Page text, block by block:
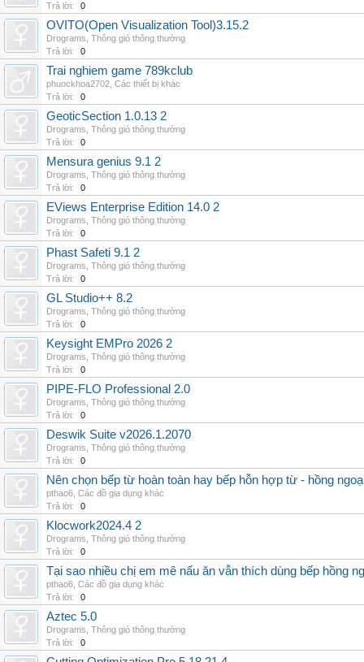
Trả lời:
0
OVITO(Open Visualization Tool)3.15.2
Drograms Thông gió thông thường
Trả lời:
0
Trai nghiem game 789kclub
phuockhoa2702 Các thiết bị khác
Trả lời:
0
GeoticSection 1.0.13 2
Drograms Thông gió thông thường
Trả lời:
0
Mensura genius 9.1 2
Drograms Thông gió thông thường
Trả lời:
0
EViews Enterprise Edition 14.0 2
Drograms Thông gió thông thường
Trả lời:
0
Phast Safeti 9.1 2
Drograms Thông gió thông thường
Trả lời:
0
GL Studio++ 8.2
Drograms Thông gió thông thường
Trả lời:
0
Keysight EMPro 2026 2
Drograms Thông gió thông thường
Trả lời:
0
PIPE-FLO Professional 2.0
Drograms Thông gió thông thường
Trả lời:
0
Deswik Suite v2026.1.2070
Drograms Thông gió thông thường
Trả lời:
0
Nên chọn bếp từ hoàn toàn hay bếp hỗn hợp từ - hồng
pthao6 Các đồ gia dụng khác
Trả lời:
0
Klocwork2024.4 2
Drograms Thông gió thông thường
Trả lời:
0
Tại sao nhiều chị em mê nấu ăn vẫn thích dùng bếp hồng
pthao6 Các đồ gia dụng khác
Trả lời:
0
Aztec 5.0
Drograms Thông gió thông thường
Trả lời:
0